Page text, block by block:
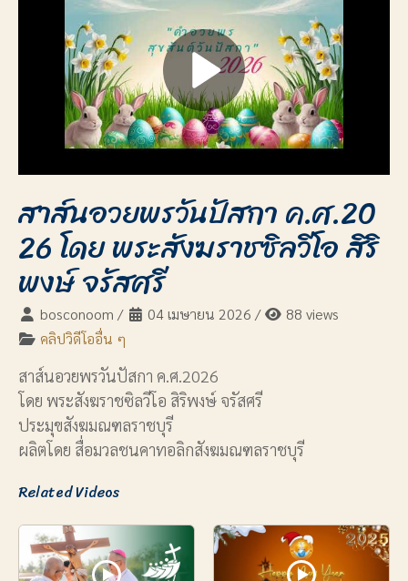
สาส์นอวยพรวันปัสกา ค.ศ.20
26 โดย พระสังฆราชซิลวีโอ สิริ
พงษ์ จรัสศรี
bosconoom / 04 เมษายน 2026 /
88 views
คลิปวิดีโออื่น ๆ
สาส์นอวยพรวันปัสกา ค.ศ.2026
โดย พระสังฆราชซิลวีโอ สิริพงษ์ จรัสศรี
ประมุขสังฆมณฑลราชบุรี
ผลิตโดย สื่อมวลชนคาทอลิกสังฆมณฑลราชบุรี
Related Videos